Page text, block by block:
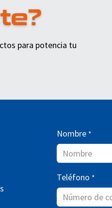
para potencia tu
Nombre *
Teléfono *